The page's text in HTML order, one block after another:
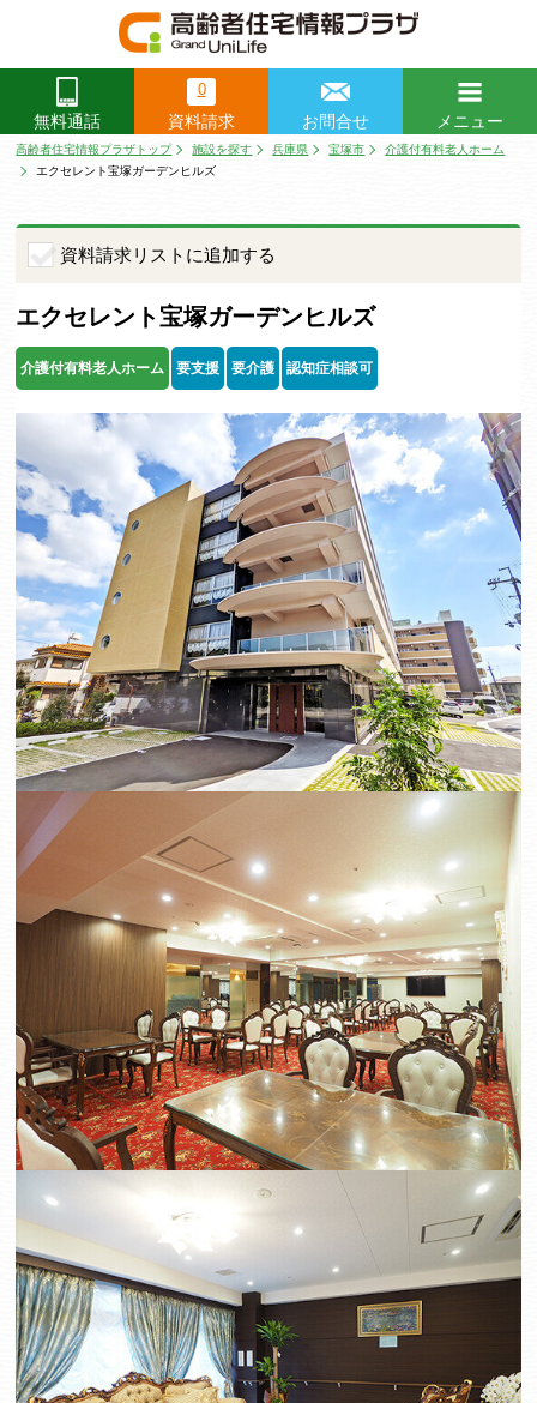
無料通話
0
資料請求 お問合せ
メニュー
閉じる
高齢者住宅情報プラザトップ 施設を探す 兵庫県 宝塚市
介護付有料老人ホーム
エクセレント宝塚ガーデンヒルズ
資料請求リストに追加する
エクセレント宝塚ガーデンヒルズ
介護付有料老人ホーム 要支援 要介護 認知症相談可